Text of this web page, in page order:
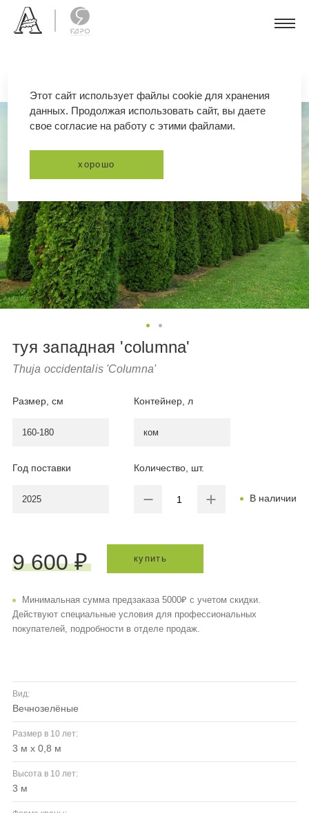
туя западная 'columna'
Thuja occidentalis 'Columna'
Размер, см
160-180
Контейнер, л
ком
Год поставки
2025
Количество, шт.
В наличии
9 600 ₽ купить
Минимальная сумма предзаказа 5000₽ с учетом скидки.
Действуют специальные условия для профессиональных
покупателей, подробности в отделе продаж.
Вид:
вечнозелёные
Размер в 10 лет:
3 м х 0,8 м
Высота в 10 лет:
3 м
Этот сайт использует файлы cookie для хранения
данных. Продолжая использовать сайт, вы даете
свое согласие на работу с этими файлами.
хорошо